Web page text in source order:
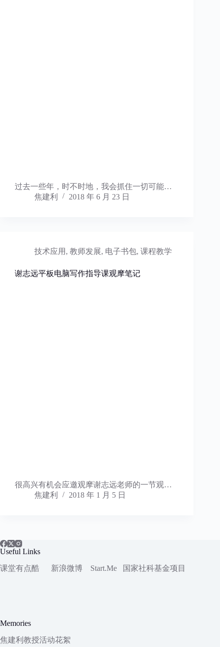
过去一些年，时不时地，我会抓住一切可能…
焦建利
2018 年 6 月 23 日
技术应用 , 教师发展, 电子书包, 课程教学
谢志远平板电脑写作指导课观摩笔记
很高兴有机会应邀观摩谢志远老师的一节观…
焦建利
2018 年 1 月 5 日
Useful Links
课堂有点酷
新浪微博 Start.Me 国家社科基金项目
Memories
焦建利教授活动花絮